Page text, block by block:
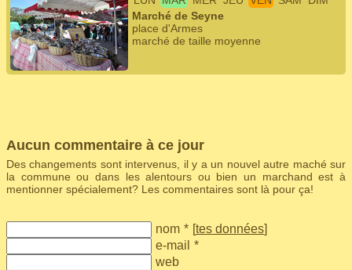
Marché de Seyne
place d'Armes
marché de taille moyenne
Aucun commentaire à ce jour
Des changements sont intervenus, il y a un nouvel autre maché sur
la commune ou dans les alentours ou bien un marchand est à
mentionner spécialement? Les commentaires sont là pour ça!
nom * [tes données]
e-mail *
web